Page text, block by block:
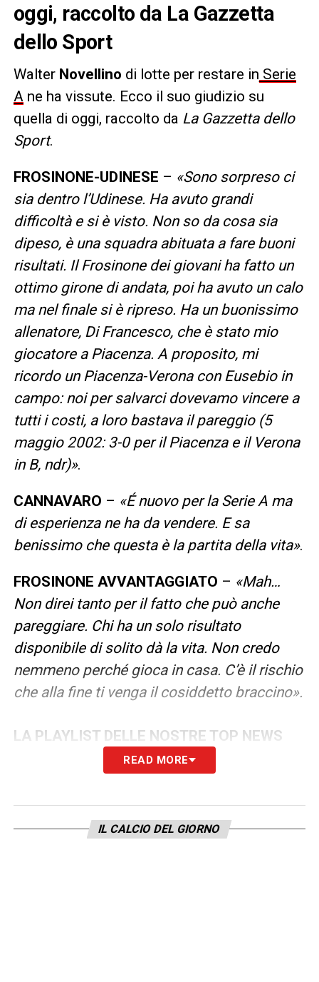
oggi, raccolto da La Gazzetta
dello Sport
Walter Novellino di lotte per restare in Serie
A ne ha vissute. Ecco il suo giudizio su
quella di oggi, raccolto da La Gazzetta dello
Sport.
FROSINONE-UDINESE – «Sono sorpreso ci
sia dentro l’Udinese. Ha avuto grandi
difficoltà e si è visto. Non so da cosa sia
dipeso, è una squadra abituata a fare buoni
risultati. Il Frosinone dei giovani ha fatto un
ottimo girone di andata, poi ha avuto un calo
ma nel finale si è ripreso. Ha un buonissimo
allenatore, Di Francesco, che è stato mio
giocatore a Piacenza. A proposito, mi
ricordo un Piacenza-Verona con Eusebio in
campo: noi per salvarci dovevamo vincere a
tutti i costi, a loro bastava il pareggio (5
maggio 2002: 3-0 per il Piacenza e il Verona
in B, ndr)».
CANNAVARO – «É nuovo per la Serie A ma
di esperienza ne ha da vendere. E sa
benissimo che questa è la partita della vita».
FROSINONE AVVANTAGGIATO – «Mah…
Non direi tanto per il fatto che può anche
pareggiare. Chi ha un solo risultato
disponibile di solito dà la vita. Non credo
nemmeno perché gioca in casa. C’è il rischio
che alla fine ti venga il cosiddetto braccino».
LA PLAYLIST DELLE NOSTRE TOP NEWS
READ MORE
IL CALCIO DEL GIORNO